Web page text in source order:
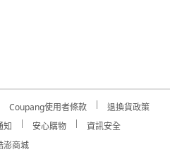
Coupang使用者條款
退換貨政策
知 安心購物
資訊安全
澎商城